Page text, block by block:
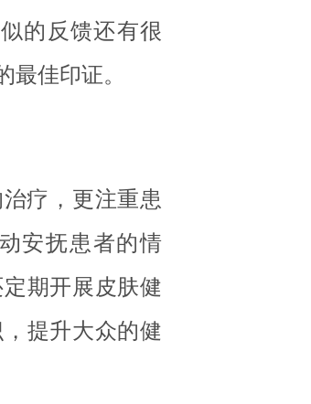
的反馈还有很
佳印证。
疗，更注重患
安抚患者的情
期开展皮肤健
提升大众的健